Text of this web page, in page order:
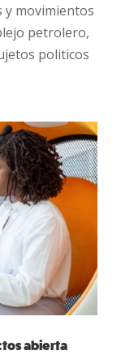
movimientos
petrolero,
politicos
abierta